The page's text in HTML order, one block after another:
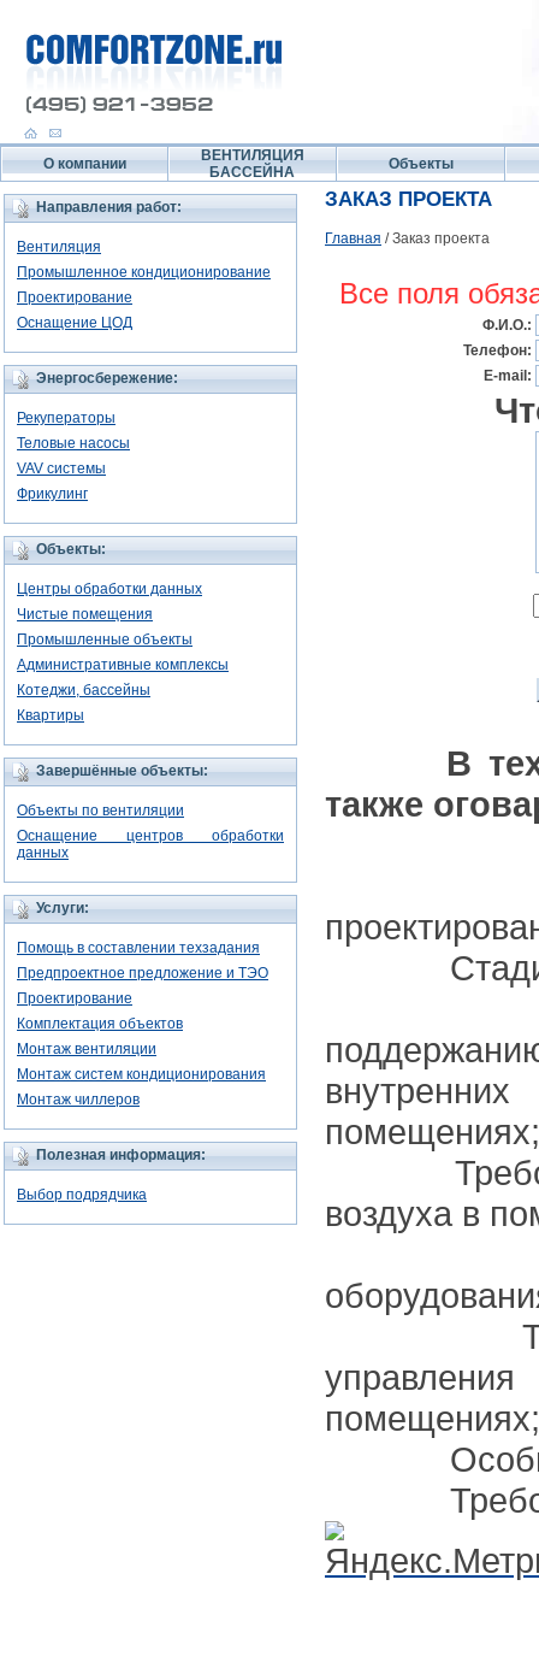
О компании
ВЕНТИЛЯЦИЯ
БАССЕЙНА
Объекты
Направления работ:
Вентиляция
Промышленное кондиционирование
Проектирование
Оснащение ЦОД
Энергосбережение:
Рекуператоры
Теловые насосы
VAV системы
Фрикулинг
Объекты:
Центры обработки данных
Чистые помещения
Промышленные объекты
Административные комплексы
Котеджи, бассейны
Квартиры
Завершённые объекты:
Объекты по вентиляции
Оснащение центров обработки
данных
Услуги:
Помощь в составлении техзадания
Предпроектное предложение и ТЭО
Проектирование
Комплектация объектов
Монтаж вентиляции
Монтаж систем кондиционирования
Монтаж чиллеров
Полезная информация:
Выбор подрядчика
ЗАКАЗ ПРОЕКТА
Главная /Заказ проекта
Все поля
Ф.И.О.:
Телефон:
E-mail:
В
также
Стадии
помещениях;
воздуха в
помещениях;
Особые